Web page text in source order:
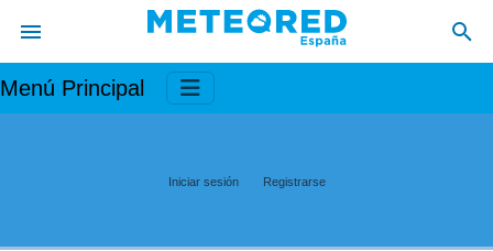
Menú Principal
Iniciar sesión Registrarse